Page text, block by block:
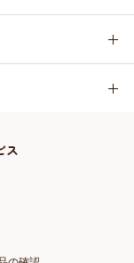
ス